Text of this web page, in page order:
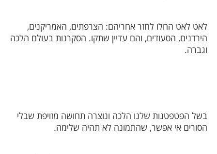
לאט לאט החלו לחזר אחריהם: הצרפתים, האמריקנים,
הירדנים, הסעודים, והם עדיין שתקו. הסקרנות בעולם הלכה
וגברה.
בשל הפטפטנות שלנו הלכה ונוצרה תחושה מזויפת שבלי
הסורים אי אפשר, שהתמונה לא תהיה שלימה.